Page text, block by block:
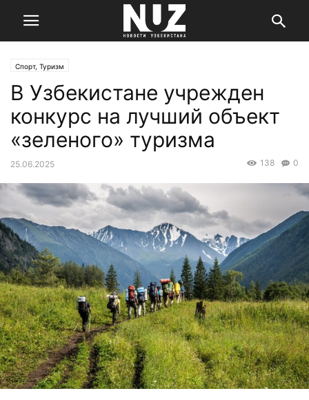
Спорт, Туризм
В Узбекистане учрежден
конкурс на лучший объект
«зеленого» туризма
25.06.2025 0
138